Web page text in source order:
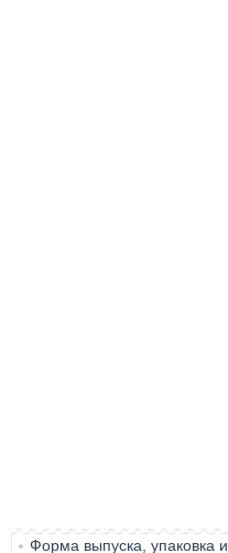
Форма выпуска, упаковка и